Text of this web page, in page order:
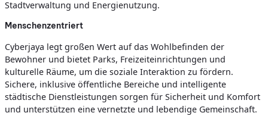
Stadtverwaltung und Energienutzung.
Menschenzentriert
Cyberjaya legt großen Wert auf das Wohlbefinden der
Bewohner und bietet Parks, Freizeiteinrichtungen und
kulturelle Räume, um die soziale Interaktion zu fördern.
Sichere, inklusive öffentliche Bereiche und intelligente
städtische Dienstleistungen sorgen für Sicherheit und Komfort
und unterstützen eine vernetzte und lebendige Gemeinschaft.